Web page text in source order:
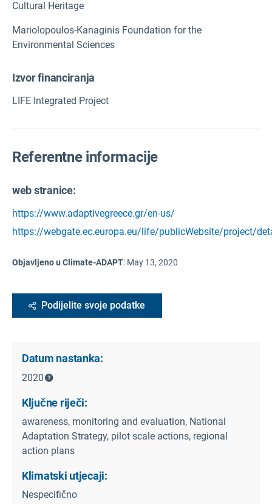
Cultural Heritage
Mariolopoulos-Kanaginis Foundation for the
Environmental Sciences
Izvor financiranja
LIFE Integrated Project
Referentne informacije
web stranice:
https://www.adaptivegreece.gr/en-us/
https://webgate.ec.europa.eu/life/publicWebsite/project/
Objavljeno u Climate-ADAPT: May 13, 2020
Podijelite svoje podatke
Datum nastanka:
2020
Ključne riječi:
awareness, monitoring and evaluation, National
Adaptation Strategy, pilot scale actions, regional
action plans
Klimatski utjecaji:
Nespecifično